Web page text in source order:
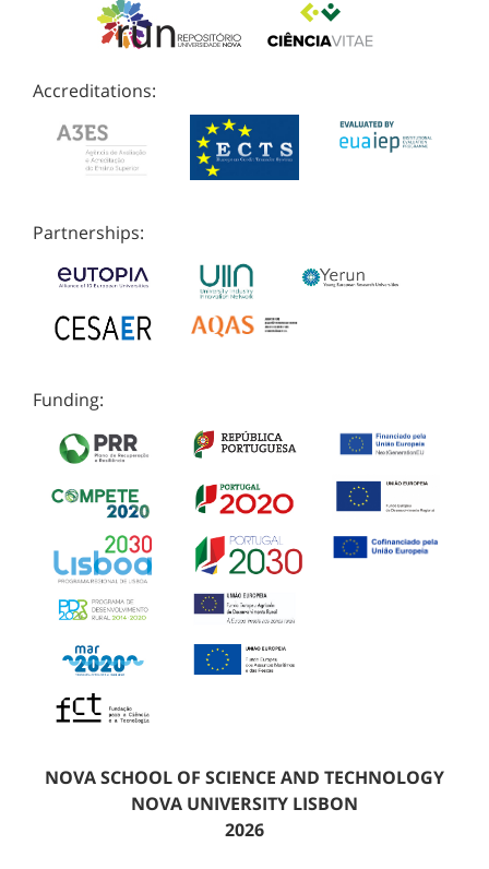
Accreditations:
Partnerships:
Funding:
NOVA SCHOOL OF SCIENCE AND TECHNOLOGY
NOVA UNIVERSITY LISBON
2026